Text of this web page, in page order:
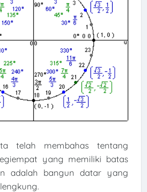
telah membahas tentang
yang memiliki batas
adalah bangun datar yang